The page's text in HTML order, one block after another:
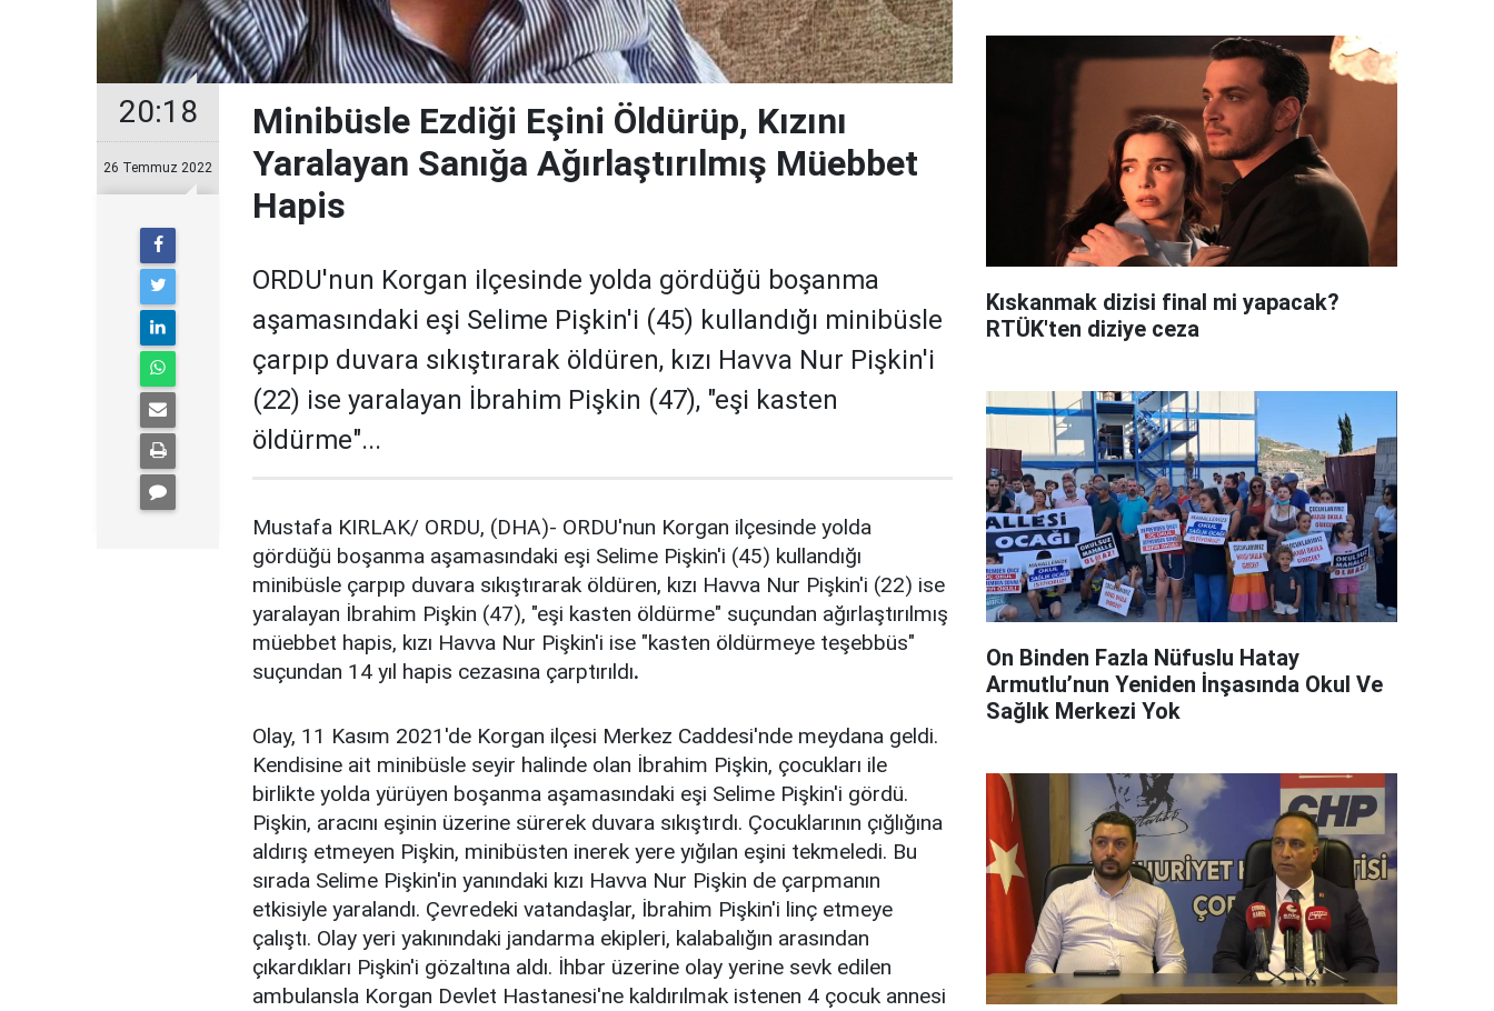
20:18
26 Temmuz 2022
Minibüsle Ezdiği Eşini Öldürüp, Kızını
Yaralayan Sanığa Ağırlaştırılmış Müebbet
Hapis
ORDU'nun Korgan ilçesinde yolda gördüğü boşanma
aşamasındaki eşi Selime Pişkin'i (45) kullandığı minibüsle
çarpıp duvara sıkıştırarak öldüren, kızı Havva Nur Pişkin'i
(22) ise yaralayan İbrahim Pişkin (47), "eşi kasten
öldürme"...
Mustafa KIRLAK/ ORDU, (DHA)- ORDU'nun Korgan ilçesinde yolda
gördüğü boşanma aşamasındaki eşi Selime Pişkin'i (45) kullandığı
minibüsle çarpıp duvara sıkıştırarak öldüren, kızı Havva Nur Pişkin'i (22) ise
yaralayan İbrahim Pişkin (47), "eşi kasten öldürme" suçundan ağırlaştırılmış
müebbet hapis, kızı Havva Nur Pişkin'i ise "kasten öldürmeye teşebbüs"
suçundan 14 yıl hapis cezasına çarptırıldı.
Olay, 11 Kasım 2021'de Korgan ilçesi Merkez Caddesi'nde meydana geldi.
Kendisine ait minibüsle seyir halinde olan İbrahim Pişkin, çocukları ile
birlikte yolda yürüyen boşanma aşamasındaki eşi Selime Pişkin'i gördü.
Pişkin, aracını eşinin üzerine sürerek duvara sıkıştırdı. Çocuklarının çığlığına
aldırış etmeyen Pişkin, minibüsten inerek yere yığılan eşini tekmeledi. Bu
sırada Selime Pişkin'in yanındaki kızı Havva Nur Pişkin de çarpmanın
etkisiyle yaralandı. Çevredeki vatandaşlar, İbrahim Pişkin'i linç etmeye
çalıştı. Olay yeri yakınındaki jandarma ekipleri, kalabalığın arasından
çıkardıkları Pişkin'i gözaltına aldı. İhbar üzerine olay yerine sevk edilen
ambulansla Korgan Devlet Hastanesi'ne kaldırılmak istenen 4 çocuk annesi
Kıskanmak dizisi final mi yapacak?
RTÜK'ten diziye ceza
On Binden Fazla Nüfuslu Hatay
Armutlu’nun Yeniden İnşasında Okul Ve
Sağlık Merkezi Yok